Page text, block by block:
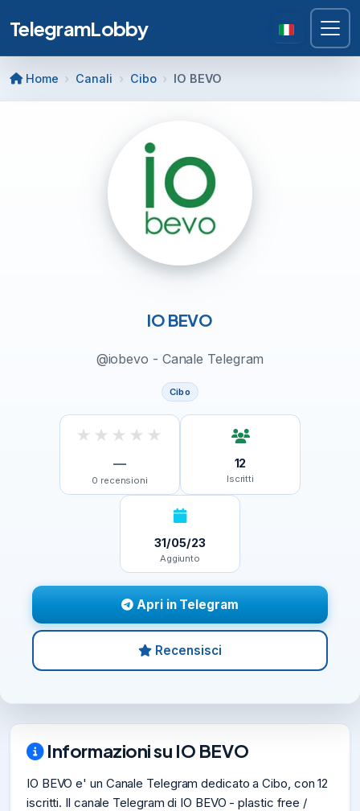
TelegramLobby
Home Canali Cibo IO BEVO
IO BEVO
@iobevo - Canale Telegram
Cibo
★ ★ ★ ★ ★
—
0 recensioni
12
Iscritti
31/05/23
Aggiunto
Apri in Telegram
Recensisci
Informazioni su IO BEVO
IO BEVO e' un Canale Telegram dedicato a Cibo, con 12
iscritti. Il canale Telegram di IO BEVO - plastic free /